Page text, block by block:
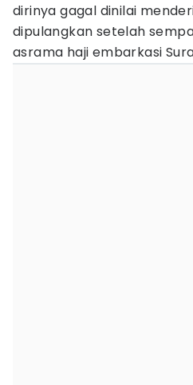
dirinya gagal dinilai
dipulangkan setelah
asrama haji embarkasi